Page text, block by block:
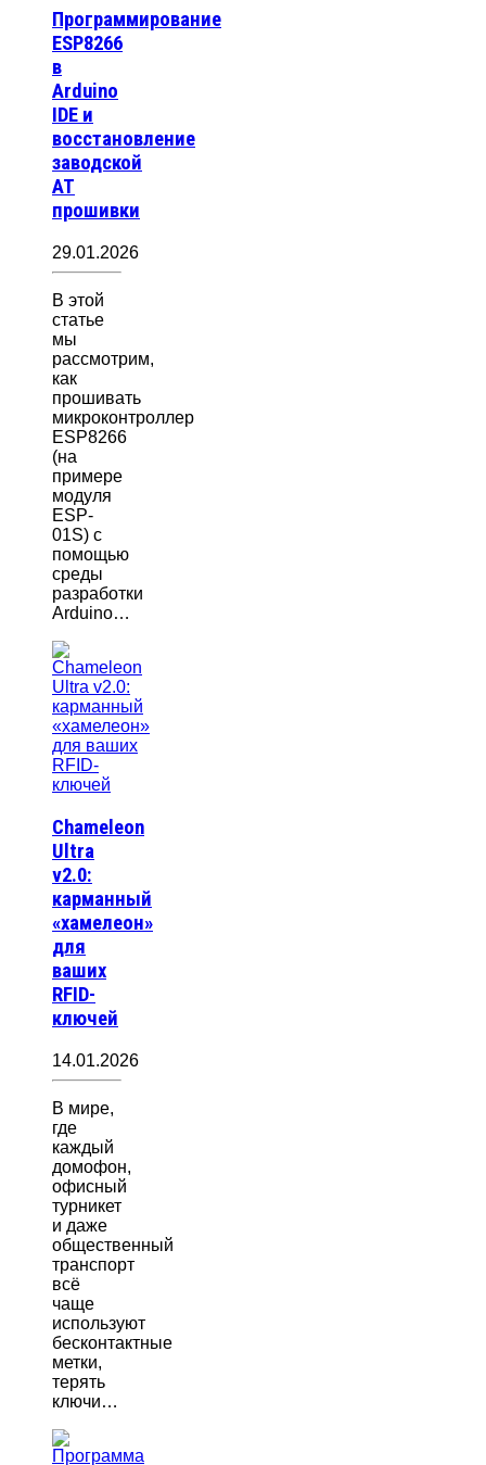
Программирование
ESP8266
в
Arduino
IDE и
восстановление
заводской
AT
прошивки
29.01.2026
В этой
статье
мы
рассмотрим,
как
прошивать
микроконтроллер
ESP8266
(на
примере
модуля
ESP-
01S) с
помощью
среды
разработки
Arduino…
Chameleon
Ultra
v2.0:
карманный
«хамелеон»
для
ваших
RFID-
ключей
14.01.2026
В мире,
где
каждый
домофон,
офисный
турникет
и даже
общественный
транспорт
всё
чаще
используют
бесконтактные
метки,
терять
ключи…